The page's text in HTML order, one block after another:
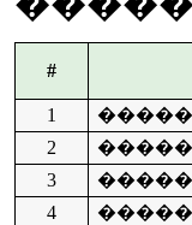
#
1
2
3
4